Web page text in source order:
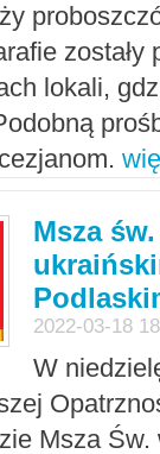
zostały
lokali,
Msza
2022-03-18
W
Msza Św.